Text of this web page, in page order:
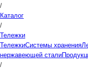
/
Каталог
/
Тележки
ТележкиСистемы хранения
нержавеющей стали
/